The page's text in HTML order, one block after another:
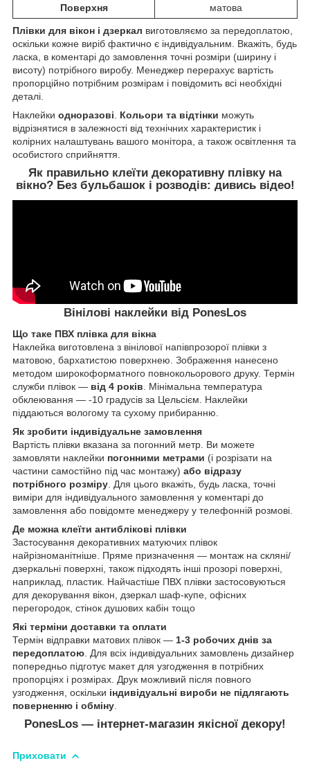
Поверхня
матова
Плівки для вікон і дзеркал виготовляємо за передоплатою,
оскільки кожне виріб фактично є індивідуальним. Вкажіть, будь
ласка, в коментарі до замовлення точні розміри (ширину і
висоту) потрібного виробу. Менеджер перерахує вартість
пропорційно потрібним розмірам і повідомить всі необхідні
деталі.
Наклейки одноразові. Кольори та відтінки можуть
відрізнятися в залежності від технічних характеристик і
колірних налаштувань вашого монітора, а також освітлення та
особистого сприйняття.
Як правильно клеїти декоративну плівку на
вікно? Без бульбашок і розводів: дивись відео!
Вінілові наклейки від PonesLos
Що таке ПВХ плівка для вікна
Наклейка виготовлена з вінілової напівпрозорої плівки з
матовою, бархатистою поверхнею. Зображення нанесено
методом широкоформатного повнокольорового друку. Термін
служби плівок ― від 4 років . Мінімальна температура
обклеювання ― -10 градусів за Цельсієм. Наклейки
піддаються вологому та сухому прибиранню.
Як зробити індивідуальне замовлення
Вартість плівки вказана за погонний метр. Ви можете
замовляти наклейки погонними метрами (і розрізати на
частини самостійно під час монтажу) або відразу
потрібного розміру . Для цього вкажіть, будь ласка, точні
виміри для індивідуального замовлення у коментарі до
замовлення або повідомте менеджеру у телефонній розмові.
Де можна клеїти антиблікові плівки
Застосування декоративних матуючих плівок
найрізноманітніше. Пряме призначення ― монтаж на скляні/
дзеркальні поверхні, також підходять інші прозорі поверхні,
наприклад, пластик. Найчастіше ПВХ плівки застосовуються
для декорування вікон, дзеркал шаф-купе, офісних
перегородок, стінок душових кабін тощо
Які терміни доставки та оплати
Термін відправки матових плівок ― 1-3 робочих днів за
передоплатою . Для всіх індивідуальних замовлень дизайнер
попередньо підготує макет для узгодження в потрібних
пропорціях і розмірах. Друк можливий після повного
узгодження, оскільки індивідуальні вироби не підлягають
поверненню і обміну
PonesLos — інтернет-магазин якісної декору!
Приховати